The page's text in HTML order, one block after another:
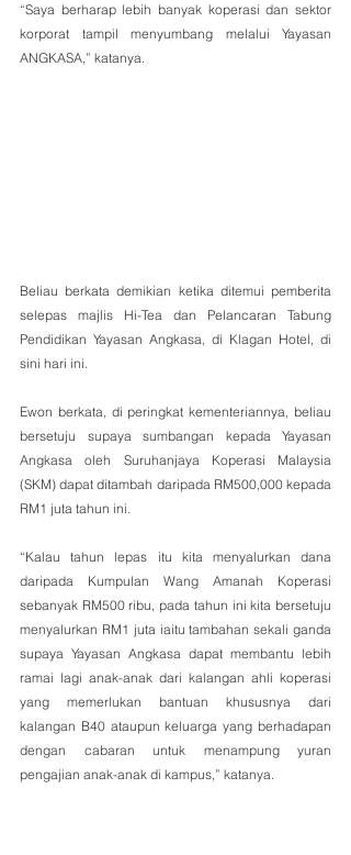
“Saya berharap lebih banyak koperasi dan sektor
korporat tampil menyumbang melalui Yayasan
ANGKASA,” katanya.
Beliau berkata demikian ketika ditemui pemberita
selepas majlis Hi-Tea dan Pelancaran Tabung
Pendidikan Yayasan Angkasa, di Klagan Hotel, di
sini hari ini.
Ewon berkata, di peringkat kementeriannya, beliau
bersetuju supaya sumbangan kepada Yayasan
Angkasa oleh Suruhanjaya Koperasi Malaysia
(SKM) dapat ditambah daripada RM500,000 kepada
RM1 juta tahun ini.
“Kalau tahun lepas itu kita menyalurkan dana
daripada Kumpulan Wang Amanah Koperasi
sebanyak RM500 ribu, pada tahun ini kita bersetuju
menyalurkan RM1 juta iaitu tambahan sekali ganda
supaya Yayasan Angkasa dapat membantu lebih
ramai lagi anak-anak dari kalangan ahli koperasi
yang memerlukan bantuan khususnya dari
kalangan B40 ataupun keluarga yang berhadapan
dengan cabaran untuk menampung yuran
pengajian anak-anak di kampus,” katanya.